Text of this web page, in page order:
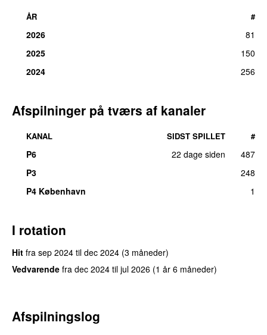
ÅR #
2026
81
2025
150
2024
256
Afspilninger på tværs af kanaler
KANAL SIDST SPILLET #
P6 22 dage siden
487
P3
248
P4 København
1
I rotation
Hit fra sep 2024 til dec 2024 (3 måneder)
Vedvarende fra dec 2024 til jul 2026 (1 år 6 måneder)
Afspilningslog